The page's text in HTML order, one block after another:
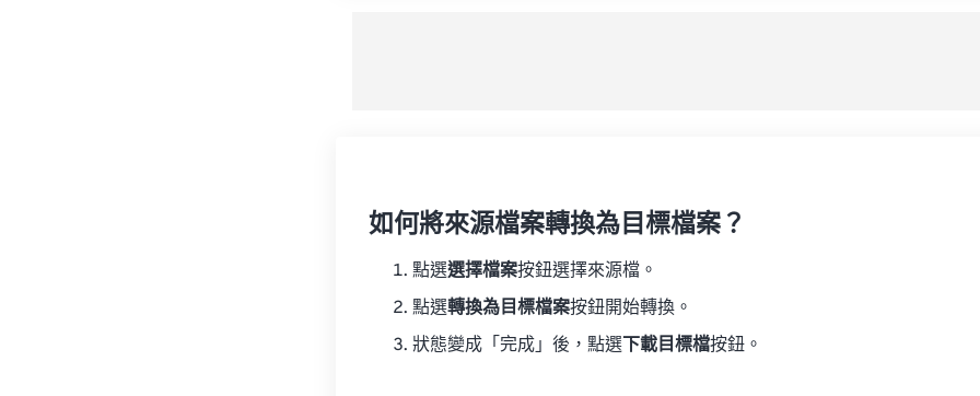
如何將來源檔案轉換為目標檔案？
點選選擇檔案按鈕選擇來源檔。
點選轉換為目標檔案按鈕開始轉換。
狀態變成「完成」後，點選 下載目標檔按鈕。